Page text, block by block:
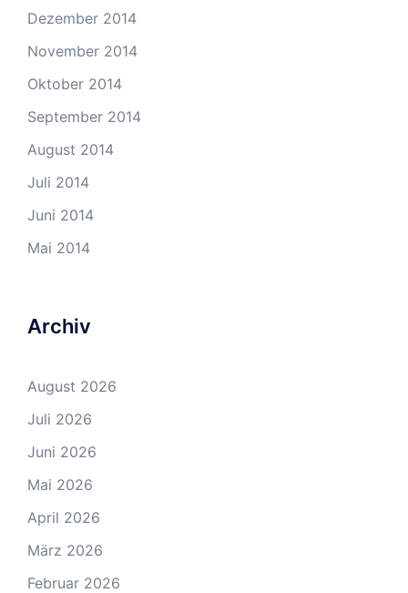
Dezember 2014
November 2014
Oktober 2014
September 2014
August 2014
Juli 2014
Juni 2014
Mai 2014
Archiv
August 2026
Juli 2026
Juni 2026
Mai 2026
April 2026
März 2026
Februar 2026